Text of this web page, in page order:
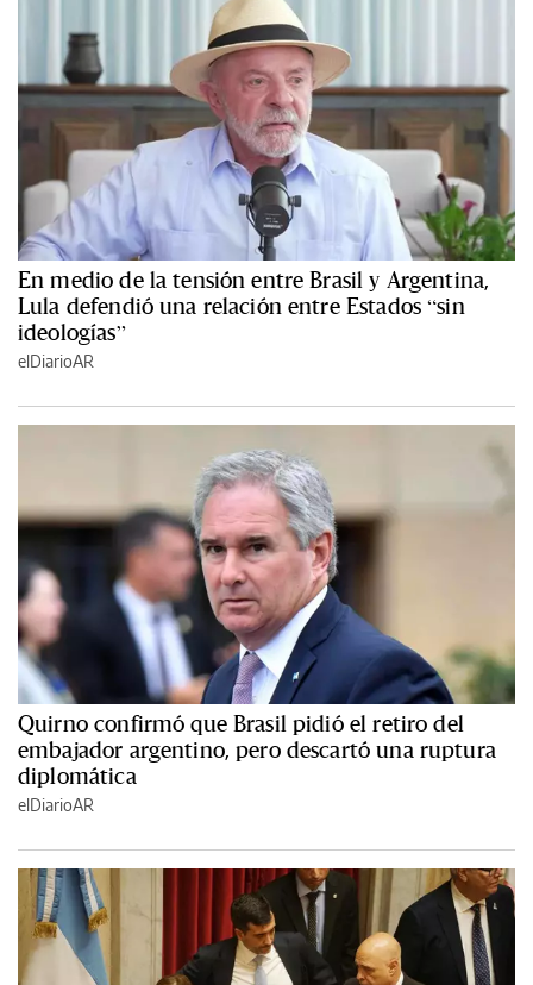
En medio de la tensión entre Brasil y Argentina,
Lula defendió una relación entre Estados “sin
ideologías”
elDiarioAR
Quirno confirmó que Brasil pidió el retiro del
embajador argentino, pero descartó una ruptura
diplomática
elDiarioAR